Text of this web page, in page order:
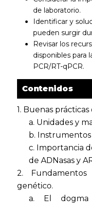
de laboratorio.
Identificar y
pueden surgir
Revisar los
disponibles para
PCR/RT-qPCR.
Contenidos
1. Buenas
a. Unidades y
b.
c. Importancia
de ADNasas y
2. Fundamentos
genético.
a. El